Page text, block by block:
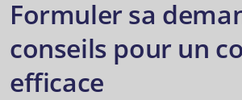
Formuler sa
conseils pour un
efficace